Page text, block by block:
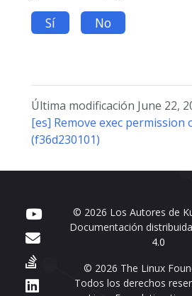
Sí No
Última modificación June 22,
[es] Remove exec permission
(f36d230101)
© 2026 Los Autores de
Documentación
4.0
© 2026 The Linux
Todos los derechos